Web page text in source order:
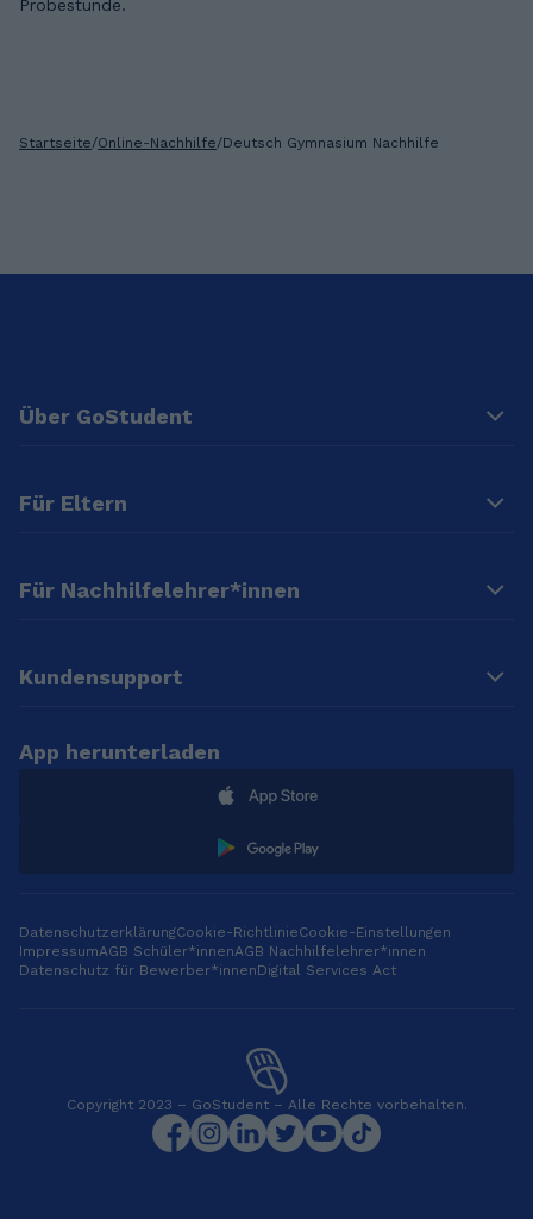
Probestunde.
Startseite/Online-Nachhilfe/Deutsch Gymnasium Nachhilfe
Über GoStudent
Für Eltern
Für Nachhilfelehrer*innen
Kundensupport
App herunterladen
DatenschutzerklärungCookie-RichtlinieCookie-Einstellungen
ImpressumAGB Schüler*innenAGB Nachhilfelehrer*innen
Datenschutz für Bewerber*innenDigital Services Act
Copyright 2023 – GoStudent – Alle Rechte vorbehalten.